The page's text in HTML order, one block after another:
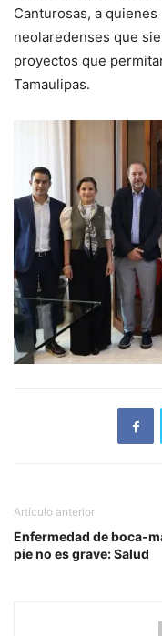
Canturosas, a
neolaredenses que
proyectos que
Tamaulipas.
Artículo anterior
Enfermedad de boca-
pie no es grave: Salud